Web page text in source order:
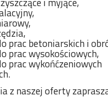
prac betoniarskich i
prac wysokościowych,
prac wykońćzeniowych
z naszej oferty